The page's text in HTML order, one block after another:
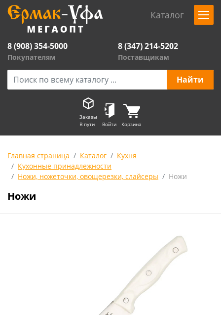
Каталог
8 (908) 354-5000
Покупателям
8 (347) 214-5202
Поставщикам
Заказы
В пути
Войти Корзина
Главная страница Каталог
Кухня
Кухонные принадлежности
Ножи, ножеточки, овощерезки, слайсеры
Ножи
Ножи